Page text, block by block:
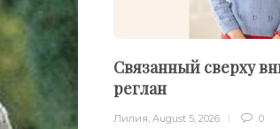
Связанный сверху
реглан
Лилия ,August 5, 2026 0